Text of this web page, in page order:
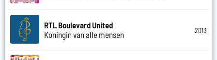
RTL Boulevard United
Koningin van alle mensen
2013